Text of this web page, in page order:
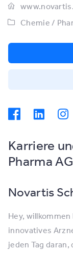
Chemie /
Karriere
Pharma AG
Novartis
Hey,
innovatives
jeden Tag